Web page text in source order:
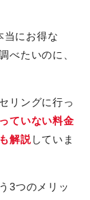
当にお得な
べたいのに、
リングに行っ
ていない料金
解説していま
3つのメリッ